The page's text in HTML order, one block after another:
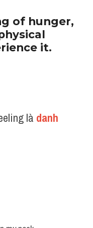
of hunger,
it.
là danh